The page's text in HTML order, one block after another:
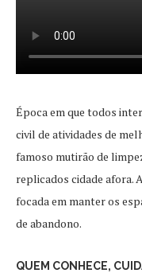
Época em que todos
civil de atividades de
famoso mutirão de
replicados cidade afora.
focada em manter os
de abandono.
QUEM CONHECE,